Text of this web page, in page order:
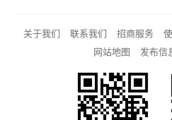
关于我们 联系我们 招商服务
网站地图
发布信